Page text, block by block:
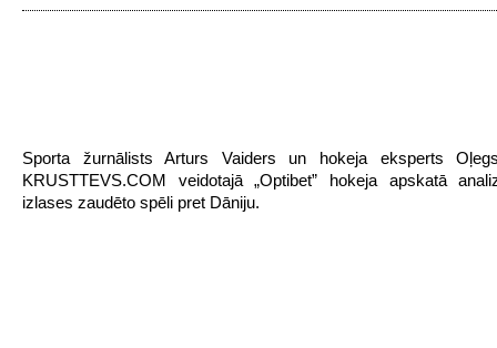
Sporta žurnālists Arturs Vaiders un hokeja eksperts
KRUSTTEVS.COM veidotajā „Optibet” hokeja apskatā
izlases zaudēto spēli pret Dāniju.